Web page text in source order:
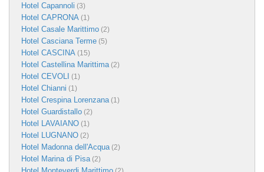
Hotel Capannoli (3)
Hotel CAPRONA (1)
Hotel Casale Marittimo (2)
Hotel Casciana Terme (5)
Hotel CASCINA (15)
Hotel Castellina Marittima (2)
Hotel CEVOLI (1)
Hotel Chianni (1)
Hotel Crespina Lorenzana (1)
Hotel Guardistallo (2)
Hotel LAVAIANO (1)
Hotel LUGNANO (2)
Hotel Madonna dell'Acqua (2)
Hotel Marina di Pisa (2)